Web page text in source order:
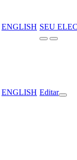
ENGLISH SEU
ENGLISH Editar